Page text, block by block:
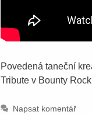
Povedená taneční
Tribute v Bounty
Napsat komentář